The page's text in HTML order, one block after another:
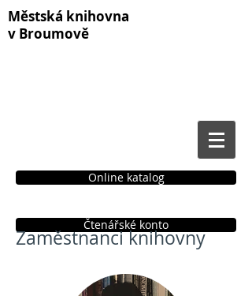
Městská knihovna
v Broumově
Online katalog
Čtenářské konto
Zaměstnanci knihovny